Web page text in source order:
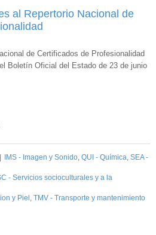
al Repertorio Nacional de
de Certificados de Profesionalidad
Boletín Oficial del Estado de 23 de junio
IMS - Imagen y Sonido, QUI - Química, SEA -
- Servicios socioculturales y a la
y Piel , TMV - Transporte y mantenimiento